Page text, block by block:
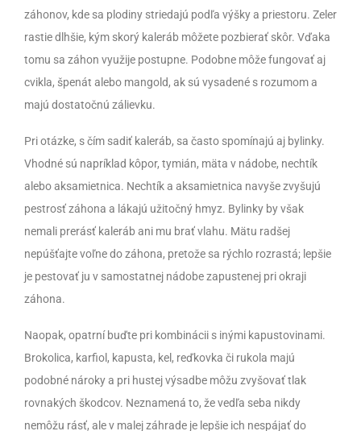
záhonov, kde sa plodiny striedajú podľa výšky a priestoru. Zeler
rastie dlhšie, kým skorý kaleráb môžete pozbierať skôr. Vďaka
tomu sa záhon využije postupne. Podobne môže fungovať aj
cvikla, špenát alebo mangold, ak sú vysadené s rozumom a
majú dostatočnú zálievku.
Pri otázke, s čím sadiť kaleráb, sa často spomínajú aj bylinky.
Vhodné sú napríklad kôpor, tymián, mäta v nádobe, nechtík
alebo aksamietnica. Nechtík a aksamietnica navyše zvyšujú
pestrosť záhona a lákajú užitočný hmyz. Bylinky by však
nemali prerásť kaleráb ani mu brať vlahu. Mätu radšej
nepúšťajte voľne do záhona, pretože sa rýchlo rozrastá; lepšie
je pestovať ju v samostatnej nádobe zapustenej pri okraji
záhona.
Naopak, opatrní buďte pri kombinácii s inými kapustovinami.
Brokolica, karfiol, kapusta, kel, reďkovka či rukola majú
podobné nároky a pri hustej výsadbe môžu zvyšovať tlak
rovnakých škodcov. Neznamená to, že vedľa seba nikdy
nemôžu rásť, ale v malej záhrade je lepšie ich nespájať do